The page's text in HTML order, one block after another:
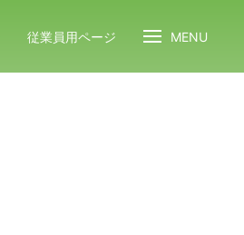
従業員用ページ MENU